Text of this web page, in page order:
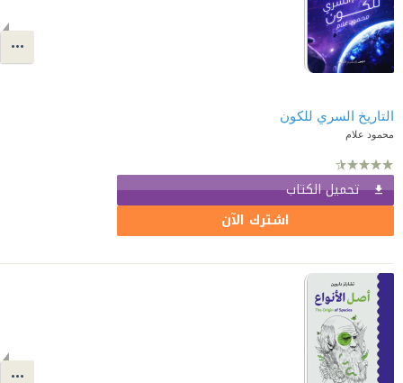
التاريخ السري للكون
محمود علام
تحميل الكتاب
اشترك الآن